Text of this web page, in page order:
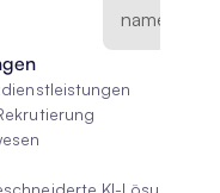
KI-Lösungen